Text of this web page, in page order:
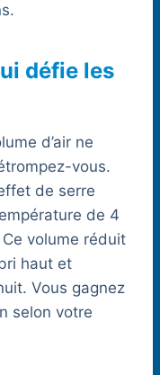
défie les
d’air ne
vous.
de serre
de 4
volume réduit
haut et
Vous gagnez
selon votre